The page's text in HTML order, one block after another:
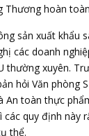
Thương hoàn
sản xuất khẩu
các doanh
thường xuyên.
hỏi Văn phòng
An toàn thực
quy định này
thể.